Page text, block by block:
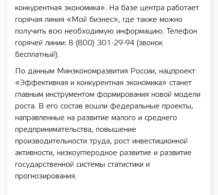
конкурентная экономика». На базе центра работает
горячая линия «Мой бизнес», где также можно
получить всю необходимую информацию. Телефон
горячей линии: 8 (800) 301-29-94 (звонок
бесплатный).
По данным Минэкономразвития России, нацпроект
«Эффективная и конкурентная экономика» станет
главным инструментом формирования новой модели
роста. В его состав вошли федеральные проекты,
направленные на развитие малого и среднего
предпринимательства, повышение
производительности труда, рост инвестиционной
активности, низкоуглеродное развитие и развитие
государственной системы статистики и
прогнозирования.